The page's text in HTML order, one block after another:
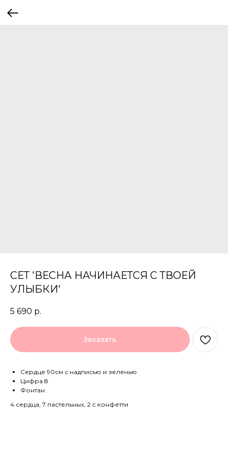
СЕТ 'ВЕСНА НАЧИНАЕТСЯ С ТВОЕЙ
УЛЫБКИ'
5 690 р.
Заказать
Сердце 90см с надписью и зеленью
Цифра 8
Фонтан:
4 сердца, 7 пастельных, 2 с конфетти